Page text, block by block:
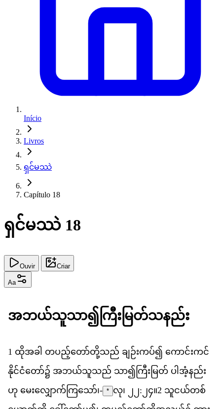
Início
Livros
ရှင်မဿဲ
Capítulo 18
ရှင်မဿဲ 18
Ouvir Criar
Aa
အဘယသသာ၍​ က မတသနည
1 ထအခ တပညတတသည ခဉကပ်၍ ကငကင
နငငတော်၌ အဘယသသည သာ၍​ က မတ ပ အနည
ဟ မလက ကသော်၊- * လု၊ ၂၂:၂၄။2 သငယတစ